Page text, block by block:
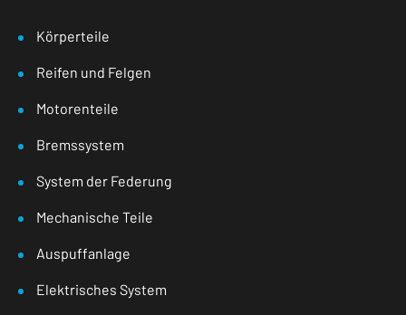
Körperteile
Reifen und Felgen
Motorenteile
Bremssystem
System der Federung
Mechanische Teile
Auspuffanlage
Elektrisches System